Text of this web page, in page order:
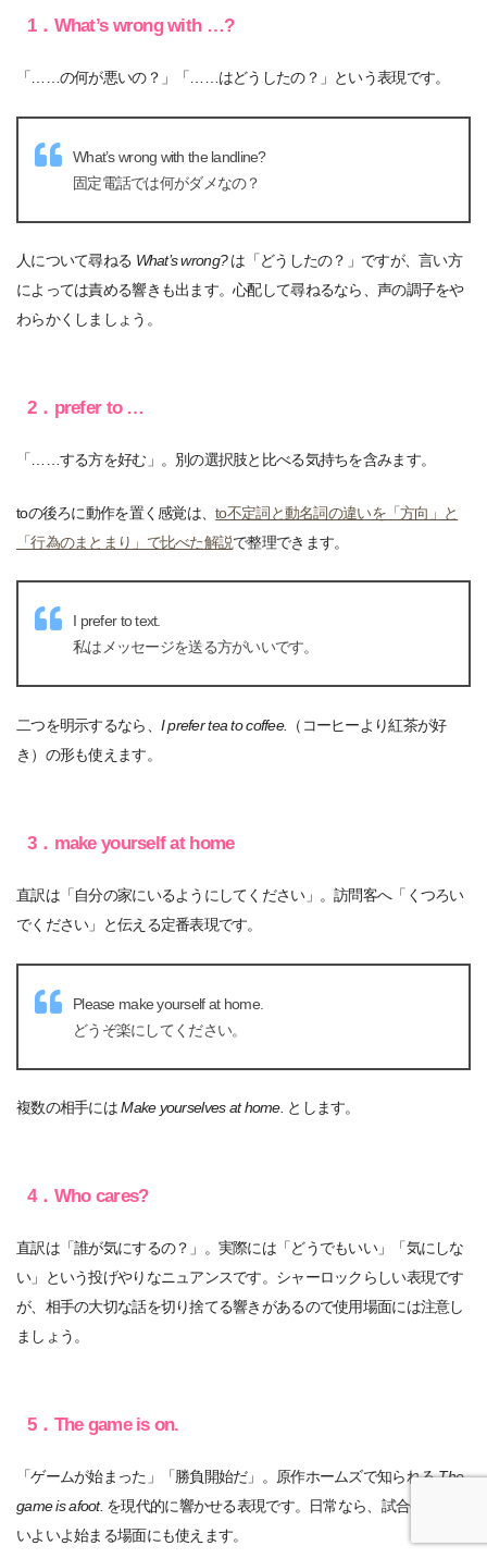
1．What’s wrong with …?
「……の何が悪いの？」「……はどうしたの？」という表現です。
What’s wrong with the landline?
固定電話では何がダメなの？
人について尋ねる What’s wrong?は「どうしたの？」ですが、言い方
によっては責める響きも出ます。心配して尋ねるなら、声の調子をや
わらかくしましょう。
2．prefer to …
「……する方を好む」。別の選択肢と比べる気持ちを含みます。
toの後ろに動作を置く感覚は、to不定詞と動名詞の違いを「方向」と
「行為のまとまり」で比べた解説で整理できます。
I prefer to text.
私はメッセージを送る方がいいです。
二つを明示するなら、 I prefer tea to coffee.
（コーヒーより紅茶が好
き）の形も使えます。
3．make yourself at home
直訳は「自分の家にいるようにしてください」。訪問客へ「くつろい
でください」と伝える定番表現です。
Please make yourself at home.
どうぞ楽にしてください。
複数の相手にはMake yourselves at home. とします。
4．Who cares?
直訳は「誰が気にするの？」。実際には「どうでもいい」「気にしな
い」という投げやりなニュアンスです。シャーロックらしい表現です
が、相手の大切な話を切り捨てる響きがあるので使用場面には注意し
ましょう。
5．The game is on.
「ゲームが始まった」「勝負開始だ」。原作ホームズで知られるThe
game is afoot. を現代的に響かせる表現です。日常なら、試合や競争が
いよいよ始まる場面にも使えます。